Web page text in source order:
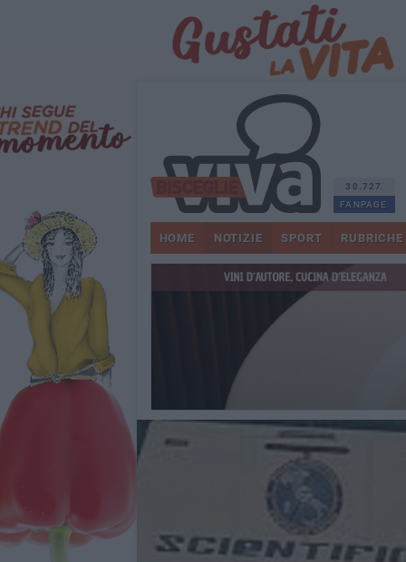
30.727
FANPAGE
HOME NOTIZIE SPORT RUBRICHE